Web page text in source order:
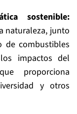
sostenible:
naturaleza, junto
de combustibles
impactos del
proporciona
y otros